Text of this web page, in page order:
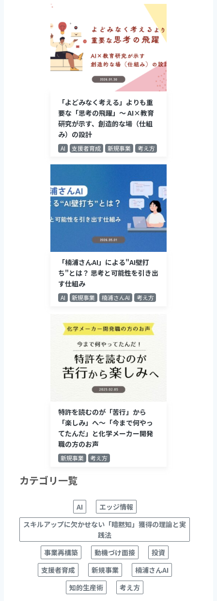
「よどみなく考える」よりも重
要な「思考の飛躍」～ AI×教育
研究が示す、創造的な場（仕組
み）の設計
AI 支援者育成 新規事業 考え方
「楠浦さんAI」による"AI壁打
ち"とは？ 思考と可能性を引き出
す仕組み
AI 新規事業 楠浦さんAI 考え方
特許を読むのが「苦行」から
「楽しみ」へ～「今まで何やっ
てたんだ」と化学メーカー開発
職の方のお声
新規事業 考え方
カテゴリ一覧
AI
エッジ情報
スキルアップに欠かせない「暗黙知」獲得の理論と実
践法
事業再構築
動機づけ面接
投資
支援者育成
新規事業
楠浦さんAI
知的生産術
考え方